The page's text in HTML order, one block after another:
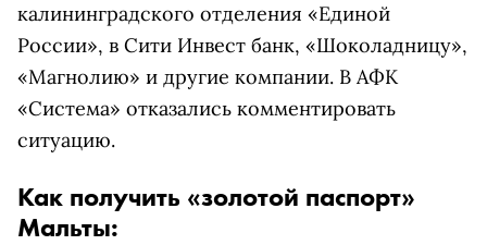
калининградского отделения «Единой
России», в Сити Инвест банк, «Шоколадницу»,
«Магнолию» и другие компании. В АФК
«Система» отказались комментировать
ситуацию.
Как получить «золотой паспорт»
Мальты: